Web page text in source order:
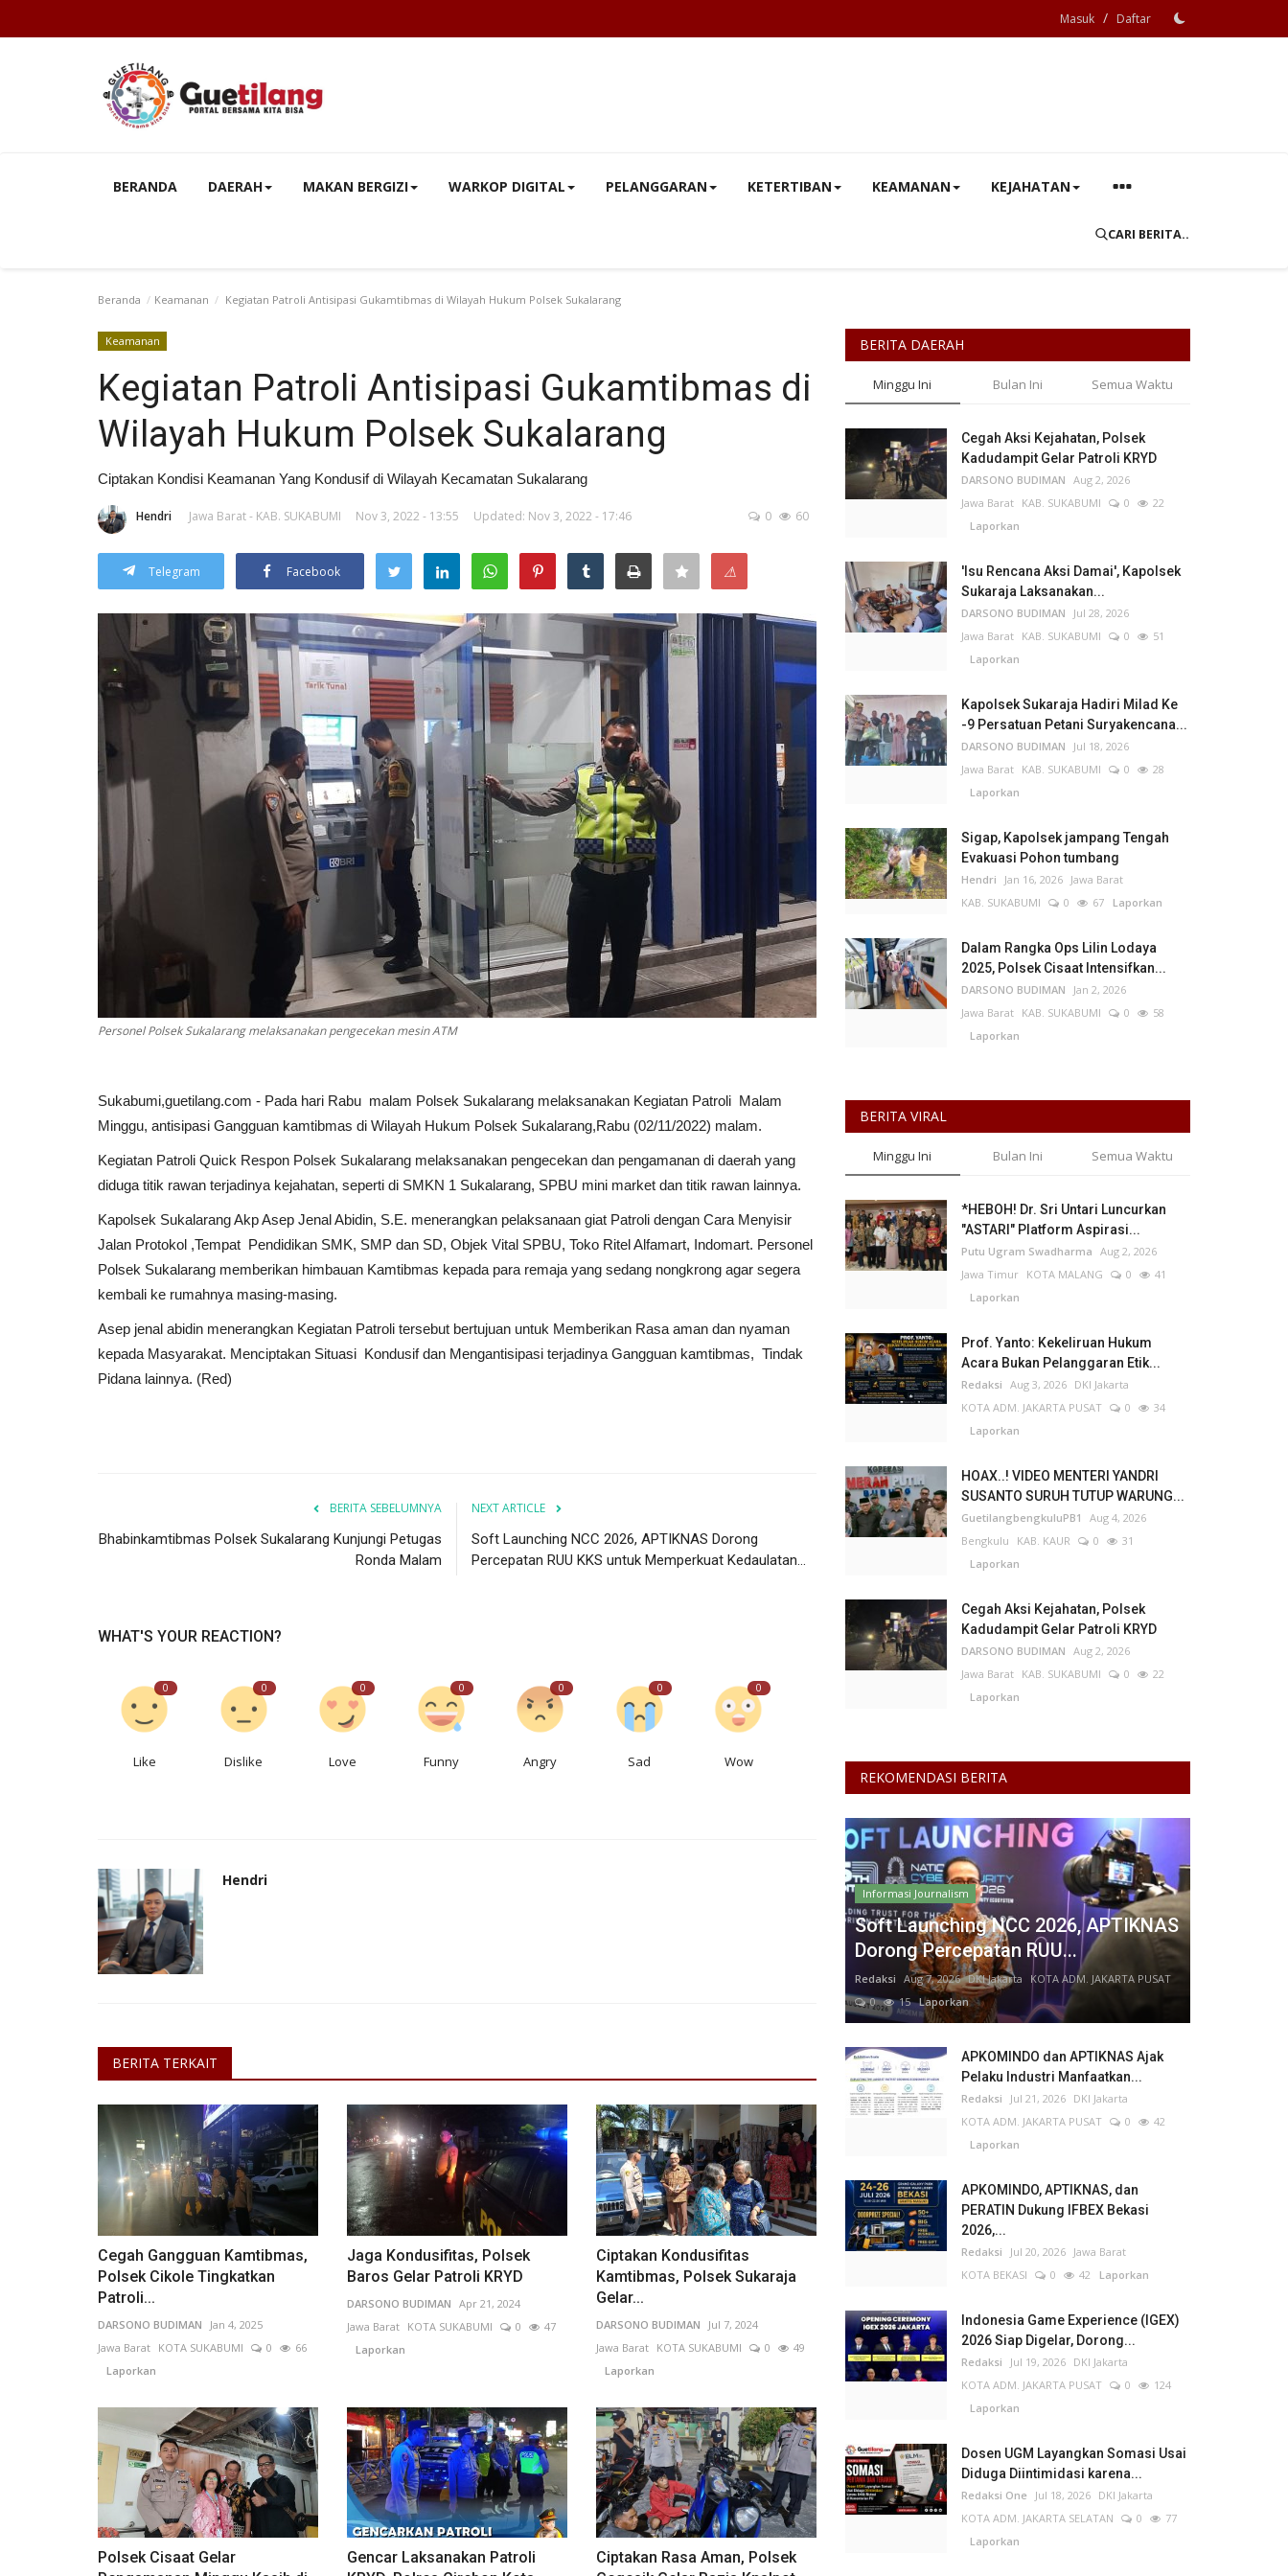
Masuk / Daftar
BERANDA DAERAH MAKAN BERGIZI WARKOP DIGITAL PELANGGARAN KETERTIBAN KEAMANAN KEJAHATAN
CARI BERITA..
Beranda Keamanan Kegiatan Patroli Antisipasi Gukamtibmas di Wilayah Hukum Polsek Sukalarang
Keamanan
Kegiatan Patroli Antisipasi Gukamtibmas di
Wilayah Hukum Polsek Sukalarang
Ciptakan Kondisi Keamanan Yang Kondusif di Wilayah Kecamatan Sukalarang
Hendri Jawa Barat - KAB. SUKABUMI Nov 3, 2022 - 13:55 Updated: Nov 3, 2022 - 17:46 0 60
Telegram Facebook ⚠
Personel Polsek Sukalarang melaksanakan pengecekan mesin ATM
Sukabumi,guetilang.com - Pada hari Rabu malam Polsek Sukalarang melaksanakan Kegiatan Patroli Malam
Minggu, antisipasi Gangguan kamtibmas di Wilayah Hukum Polsek Sukalarang,Rabu (02/11/2022) malam.
Kegiatan Patroli Quick Respon Polsek Sukalarang melaksanakan pengecekan dan pengamanan di daerah yang
diduga titik rawan terjadinya kejahatan, seperti di SMKN 1 Sukalarang, SPBU mini market dan titik rawan lainnya.
Kapolsek Sukalarang Akp Asep Jenal Abidin, S.E. menerangkan pelaksanaan giat Patroli dengan Cara Menyisir
Jalan Protokol ,Tempat Pendidikan SMK, SMP dan SD, Objek Vital SPBU, Toko Ritel Alfamart, Indomart. Personel
Polsek Sukalarang memberikan himbauan Kamtibmas kepada para remaja yang sedang nongkrong agar segera
kembali ke rumahnya masing-masing.
Asep jenal abidin menerangkan Kegiatan Patroli tersebut bertujuan untuk Memberikan Rasa aman dan nyaman
kepada Masyarakat. Menciptakan Situasi Kondusif dan Mengantisipasi terjadinya Gangguan kamtibmas, Tindak
Pidana lainnya. (Red)
BERITA SEBELUMNYA
Bhabinkamtibmas Polsek Sukalarang Kunjungi Petugas
Ronda Malam
NEXT ARTICLE
Soft Launching NCC 2026, APTIKNAS Dorong
Percepatan RUU KKS untuk Memperkuat Kedaulatan...
WHAT'S YOUR REACTION?
0
Like
0
Dislike
0
Love
0
Funny
0
Angry
0
Sad
0
Wow
Hendri
BERITA TERKAIT
Cegah Gangguan Kamtibmas,
Polsek Cikole Tingkatkan
Patroli...
DARSONO BUDIMAN
Jan 4, 2025
Jawa Barat KOTA SUKABUMI 0
66
Laporkan
Jaga Kondusifitas, Polsek
Baros Gelar Patroli KRYD
DARSONO BUDIMAN Apr 21, 2024
Jawa Barat
KOTA SUKABUMI 0
47
Laporkan
Ciptakan Kondusifitas
Kamtibmas, Polsek Sukaraja
Gelar...
DARSONO BUDIMAN
Jul 7, 2024
Jawa Barat
KOTA SUKABUMI 0
49
Laporkan
Polsek Cisaat Gelar
Gencar Laksanakan Patroli
Ciptakan Rasa Aman, Polsek
BERITA DAERAH
Minggu Ini Bulan Ini Semua Waktu
Cegah Aksi Kejahatan, Polsek
Kadudampit Gelar Patroli KRYD
DARSONO BUDIMAN Aug 2, 2026
Jawa Barat KAB. SUKABUMI 0
22
Laporkan
'Isu Rencana Aksi Damai', Kapolsek
Sukaraja Laksanakan...
DARSONO BUDIMAN
Jul 28, 2026
Jawa Barat KAB. SUKABUMI 0
51
Laporkan
Kapolsek Sukaraja Hadiri Milad Ke
-9 Persatuan Petani Suryakencana...
DARSONO BUDIMAN
Jul 18, 2026
Jawa Barat KAB. SUKABUMI 0
28
Laporkan
Sigap, Kapolsek jampang Tengah
Evakuasi Pohon tumbang
Hendri Jan 16, 2026 Jawa Barat
KAB. SUKABUMI
0 67 Laporkan
Dalam Rangka Ops Lilin Lodaya
2025, Polsek Cisaat Intensifkan...
DARSONO BUDIMAN
Jan 2, 2026
Jawa Barat KAB. SUKABUMI 0
58
Laporkan
BERITA VIRAL
Minggu Ini Bulan Ini Semua Waktu
*HEBOH! Dr. Sri Untari Luncurkan
"ASTARI" Platform Aspirasi...
Putu Ugram Swadharma Aug 2, 2026
Jawa Timur KOTA MALANG 0
41
Laporkan
Prof. Yanto: Kekeliruan Hukum
Acara Bukan Pelanggaran Etik...
Redaksi Aug 3, 2026 DKI Jakarta
KOTA ADM. JAKARTA PUSAT
0
34
Laporkan
HOAX..! VIDEO MENTERI YANDRI
SUSANTO SURUH TUTUP WARUNG...
GuetilangbengkuluPB1
Aug 4, 2026
Bengkulu
KAB. KAUR 0
31
Laporkan
Cegah Aksi Kejahatan, Polsek
Kadudampit Gelar Patroli KRYD
DARSONO BUDIMAN Aug 2, 2026
Jawa Barat KAB. SUKABUMI 0
22
Laporkan
REKOMENDASI BERITA
Informasi Journalism
Soft Launching NCC 2026, APTIKNAS
Dorong Percepatan RUU...
Redaksi Aug 7, 2026 DKI Jakarta
KOTA ADM. JAKARTA PUSAT
0
15Laporkan
APKOMINDO dan APTIKNAS Ajak
Pelaku Industri Manfaatkan...
Redaksi Jul 21, 2026 DKI Jakarta
KOTA ADM. JAKARTA PUSAT
0
42
Laporkan
APKOMINDO, APTIKNAS, dan
PERATIN Dukung IFBEX Bekasi
2026,...
Redaksi Jul 20, 2026 Jawa Barat
KOTA BEKASI
0 42 Laporkan
Indonesia Game Experience (IGEX)
2026 Siap Digelar, Dorong...
Redaksi Jul 19, 2026 DKI Jakarta
KOTA ADM. JAKARTA PUSAT
0
124
Laporkan
Dosen UGM Layangkan Somasi Usai
Diduga Diintimidasi karena...
Redaksi One Jul 18, 2026 DKI Jakarta
KOTA ADM. JAKARTA SELATAN
0
77
Laporkan